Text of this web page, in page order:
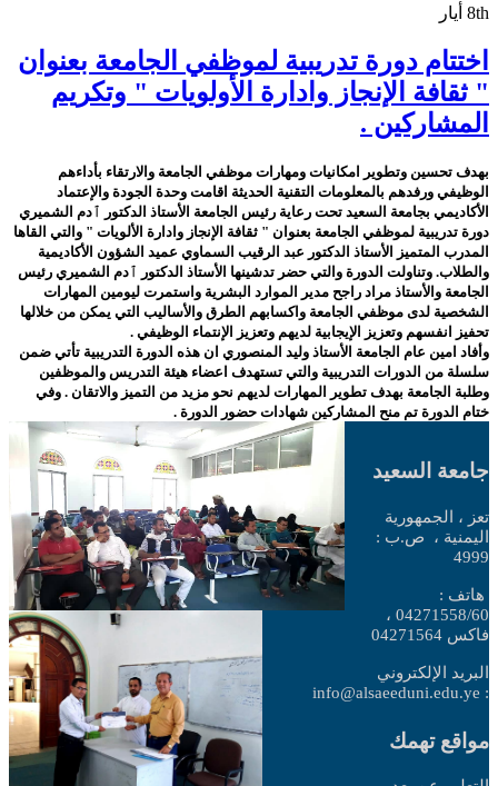
8th أيار
اختتام دورة تدريبية لموظفي الجامعة بعنوان
" ثقافة الإنجاز وادارة الأولويات " وتكريم
المشاركين .
بهدف تحسين وتطوير امكانيات ومهارات موظفي الجامعة والارتقاء بأداءهم
الوظيفي ورفدهم بالمعلومات التقنية الحديثة اقامت وحدة الجودة والإعتماد
الأكاديمي بجامعة السعيد تحت رعاية رئيس الجامعة الأستاذ الدكتور ٱدم الشميري
دورة تدريبية لموظفي الجامعة بعنوان " ثقافة الإنجاز وادارة الألويات " والتي القاها
المدرب المتميز الأستاذ الدكتور عبد الرقيب السماوي عميد الشؤون الأكاديمية
والطلاب. وتناولت الدورة والتي حضر تدشينها الأستاذ الدكتور ٱدم الشميري رئيس
الجامعة والأستاذ مراد راجح مدير الموارد البشرية واستمرت ليومين المهارات
الشخصية لدى موظفي الجامعة واكسابهم الطرق والأساليب التي يمكن من خلالها
تحفيز انفسهم وتعزيز الإيجابية لديهم وتعزيز الإنتماء الوظيفي .
وأفاد امين عام الجامعة الأستاذ وليد المنصوري ان هذه الدورة التدريبية تأتي ضمن
سلسلة من الدورات التدريبية والتي تستهدف اعضاء هيئة التدريس والموظفين
وطلبة الجامعة بهدف تطوير المهارات لديهم نحو مزيد من التميز والاتقان . وفي
ختام الدورة تم منح المشاركين شهادات حضور الدورة .
جامعة السعيد
تعز ، الجمهورية
اليمنية ،
ص.ب :
4999
هاتف :
04271558/60 ،
فاكس 04271564
البريد الإلكتروني
: info@alsaeeduni.edu.ye
مواقع تهمك